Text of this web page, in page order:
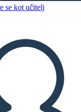
se kot učitelj
KNJIGO
MI